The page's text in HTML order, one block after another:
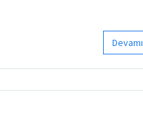
Devamı